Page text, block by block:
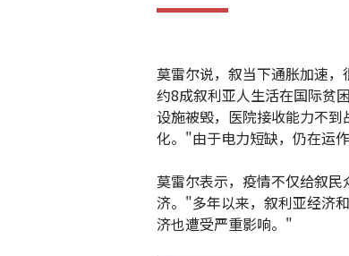
莫雷尔说，叙当下通胀加速，
约8成叙利亚人生活在国际贫
设施被毁，医院接收能力不
化。"由于电力短缺，仍在运
莫雷尔表示，疫情不仅给叙
济。"多年以来，叙利亚经济
济也遭受严重影响。"